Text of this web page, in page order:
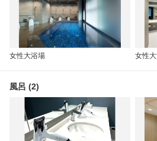
女性大浴場 女性
風呂 (2)